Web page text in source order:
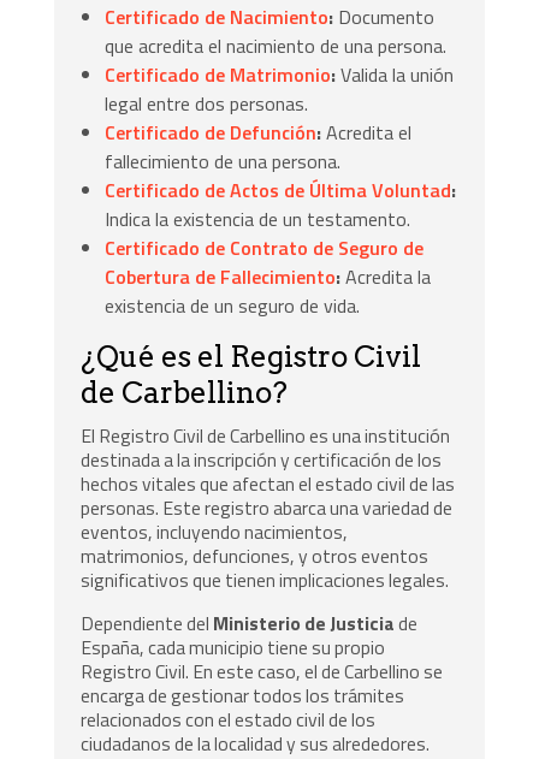
Certificado de Nacimiento: Documento
que acredita el nacimiento de una persona.
Certificado de Matrimonio:Valida la unión
legal entre dos personas.
Certificado de Defunción:Acredita el
fallecimiento de una persona.
Certificado de Actos de Última Voluntad:
Indica la existencia de un testamento.
Certificado de Contrato de Seguro de
Cobertura de Fallecimiento:Acredita la
existencia de un seguro de vida.
¿Qué es el Registro Civil
de Carbellino?
El Registro Civil de Carbellino es una institución
destinada a la inscripción y certificación de los
hechos vitales que afectan el estado civil de las
personas. Este registro abarca una variedad de
eventos, incluyendo nacimientos,
matrimonios, defunciones, y otros eventos
significativos que tienen implicaciones legales.
Dependiente del Ministerio de Justiciade
España, cada municipio tiene su propio
Registro Civil. En este caso, el de Carbellino se
encarga de gestionar todos los trámites
relacionados con el estado civil de los
ciudadanos de la localidad y sus alrededores.